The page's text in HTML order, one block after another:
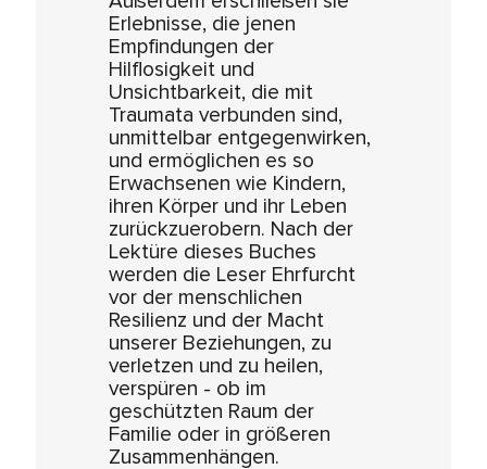
Erlebnisse, die jenen
Empfindungen der
Hilflosigkeit und
Unsichtbarkeit, die mit
Traumata verbunden sind,
unmittelbar entgegenwirken,
und ermöglichen es so
Erwachsenen wie Kindern,
ihren Körper und ihr Leben
zurückzuerobern. Nach der
Lektüre dieses Buches
werden die Leser Ehrfurcht
vor der menschlichen
Resilienz und der Macht
unserer Beziehungen, zu
verletzen und zu heilen,
verspüren - ob im
geschützten Raum der
Familie oder in größeren
Zusammenhängen.